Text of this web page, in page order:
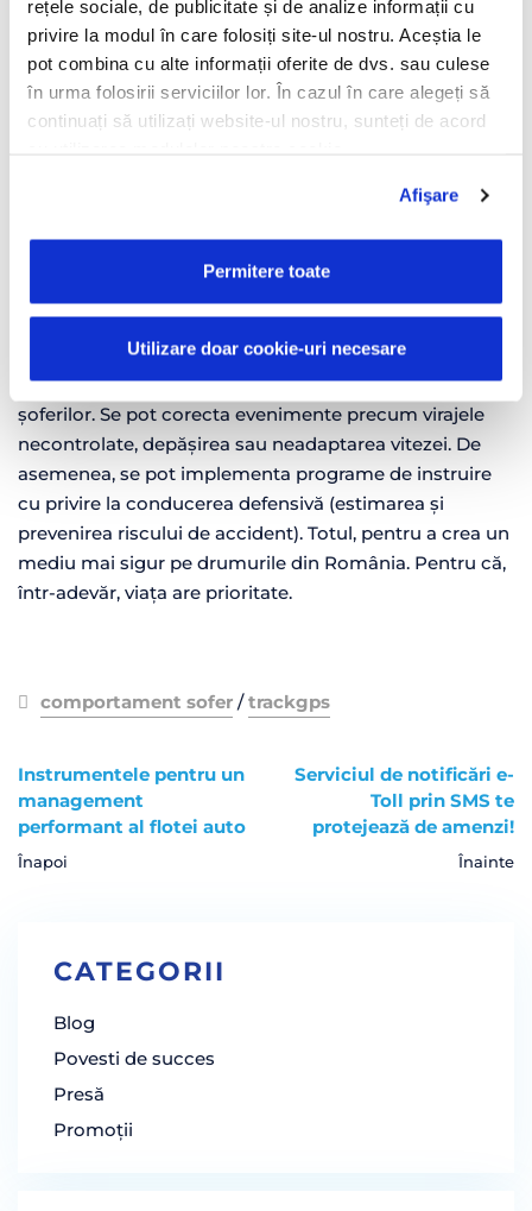
rețele sociale, de publicitate și de analize informații cu
privire la modul în care folosiți site-ul nostru. Aceștia le
pot combina cu alte informații oferite de dvs. sau culese
în urma folosirii serviciilor lor. În cazul în care alegeți să
continuați să utilizați website-ul nostru, sunteți de acord
Afişare
Permitere toate
Utilizare doar cookie-uri necesare
trebuie să-și asume rolul de educare a conducătorilor
auto și de instituire a unei culturi de conducere
preventivă în cadrul organizației.
Zilnic, aplicația TrackGPS generează un volum
inclusiv stilul de condus al șoferilor. Soluția
Comportament șoferimplică urmărirea datelor cu
privire la frecvența apăsării pedalei de accelerație și
bruște, numărul și durata depășirilor vitezei legale.
Toate aceste date, odată observate de către managerul
flotei, contribuie la evaluarea comportamentului
șoferilor. Se pot corecta evenimente precum virajele
necontrolate, depășirea sau neadaptarea vitezei. De
asemenea, se pot implementa programe de instruire
cu privire la conducerea defensivă (estimarea și
prevenirea riscului de accident). Totul, pentru a crea un
mediu mai sigur pe drumurile din România. Pentru că,
într-adevăr, viața are prioritate.
comportament sofer /trackgps
Instrumentele pentru un
management
performant al flotei auto
Înapoi
Serviciul de notificări e-
Toll prin SMS te
protejează de amenzi!
Înainte
CATEGORII
Blog
Povesti de succes
Presă
Promoții